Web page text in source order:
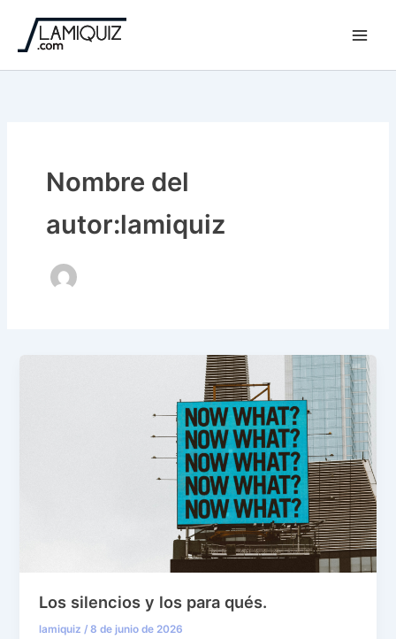
contenido
Nombre del
autor:lamiquiz
Los silencios y los para qués.
lamiquiz/8 de junio de 2026